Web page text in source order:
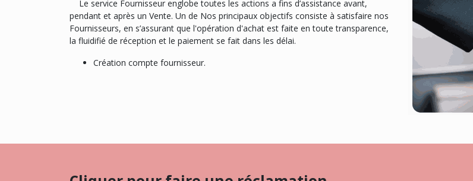
Le service Fournisseur englobe toutes les actions a fins d’assistance avant,
pendant et après un Vente. Un de Nos principaux objectifs consiste à satisfaire nos
Fournisseurs, en s’assurant que l'opération d'achat est faite en toute transparence,
la fluidifié de réception et le paiement se fait dans les délai.
Création compte fournisseur.